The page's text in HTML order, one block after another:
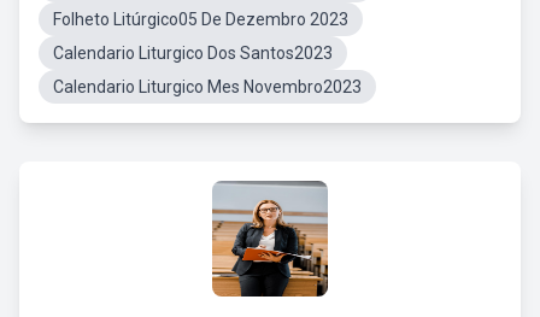
Folheto Litúrgico05 De Dezembro 2023
Calendario Liturgico Dos Santos2023
Calendario Liturgico Mes Novembro2023